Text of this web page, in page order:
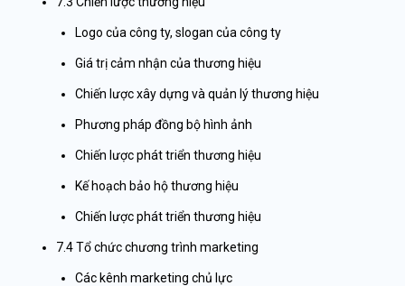
Logo của công ty, slogan của công ty
Giá trị cảm nhận của thương hiệu
Chiến lược xây dựng và quản lý thương hiệu
Phương pháp đồng bộ hình ảnh
Chiến lược phát triển thương hiệu
Kế hoạch bảo hộ thương hiệu
Chiến lược phát triển thương hiệu
7.4 Tổ chức chương trình marketing
Các kênh marketing chủ lực